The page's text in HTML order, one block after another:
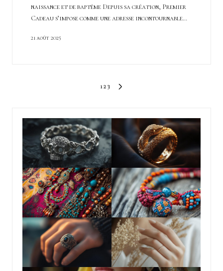
naissance et de baptême Depuis sa création, Premier
Cadeau s’impose comme une adresse incontournable…
21 août 2025
publications
1 2 3